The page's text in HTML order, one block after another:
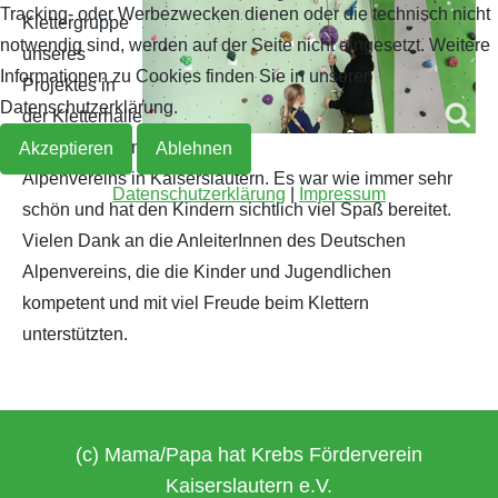
Klettergruppe
unseres
Projektes in
der Kletterhalle
des Deutschen
Alpenvereins in Kaiserslautern. Es war wie immer sehr
schön und hat den Kindern sichtlich viel Spaß bereitet.
Vielen Dank an die AnleiterInnen des Deutschen
Alpenvereins, die die Kinder und Jugendlichen
kompetent und mit viel Freude beim Klettern
unterstützten.
(c) Mama/Papa hat Krebs Förderverein
Kaiserslautern e.V.
Tracking- oder Werbezwecken dienen oder die technisch nicht
notwendig sind, werden auf der Seite nicht eingesetzt. Weitere
Informationen zu Cookies finden Sie in unserer
Datenschutzerklärung.
Akzeptieren Ablehnen
Datenschutzerklärung Impressum
Archiv 2019
Archiv 2018
Archiv 2015
Archiv 2014
2018